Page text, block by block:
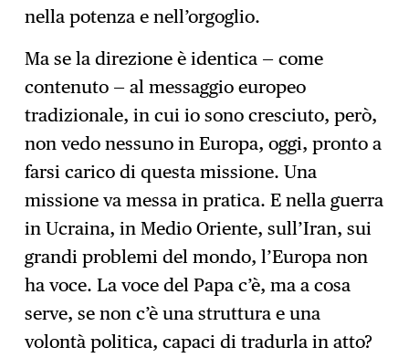
nella potenza e nell’orgoglio.
Ma se la direzione è identica — come
contenuto — al messaggio europeo
tradizionale, in cui io sono cresciuto, però,
non vedo nessuno in Europa, oggi, pronto a
farsi carico di questa missione. Una
missione va messa in pratica. E nella guerra
in Ucraina, in Medio Oriente, sull’Iran, sui
grandi problemi del mondo, l’Europa non
ha voce. La voce del Papa c’è, ma a cosa
serve, se non c’è una struttura e una
volontà politica, capaci di tradurla in atto?